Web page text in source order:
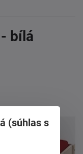
bílá
(súhlas s